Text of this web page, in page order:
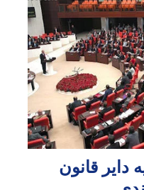
دایر قانون